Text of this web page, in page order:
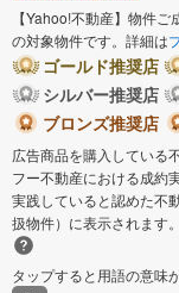
【Yahoo!不動産】物件
の対象物件です。詳細は
ゴールド推奨店
シルバー推奨店
ブロンズ推奨店
広告商品を購入している
フー不動産における成約
実践していると認めた不
扱物件）に表示されます。
タップすると用語の意味